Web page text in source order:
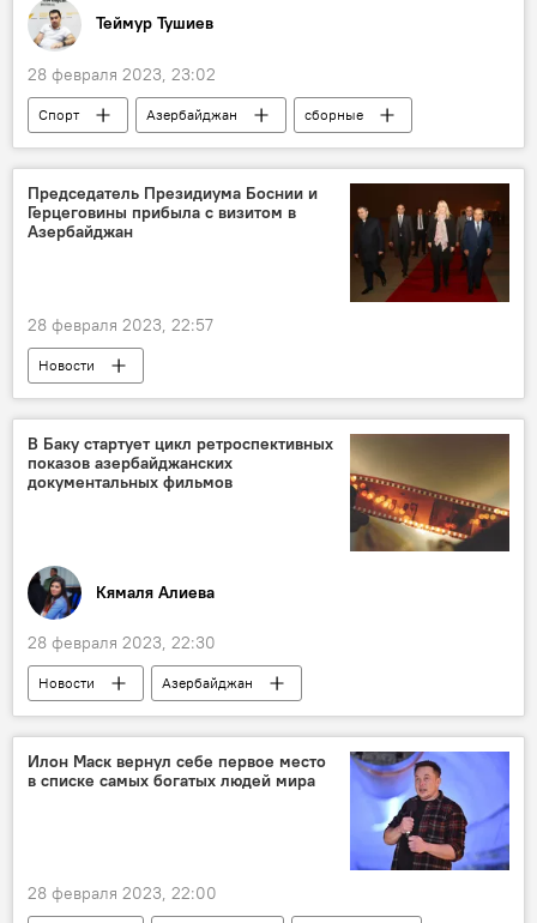
Теймур Тушиев
28 февраля 2023, 23:02
Спорт Азербайджан
сборные
стендовая стрельба
пулевая стрельба
Председатель Президиума Боснии и
Герцеговины прибыла с визитом в
Азербайджан
28 февраля 2023, 22:57
Новости
председатель Президиума Боснии и Герцеговины
Визит
участие
Движение неприсоединения
В Баку стартует цикл ретроспективных
показов азербайджанских
документальных фильмов
Кямаля Алиева
28 февраля 2023, 22:30
Новости
Азербайджан
документальное кино
Киностудия "Азербайджанфильм"
Илон Маск вернул себе первое место
в списке самых богатых людей мира
28 февраля 2023, 22:00